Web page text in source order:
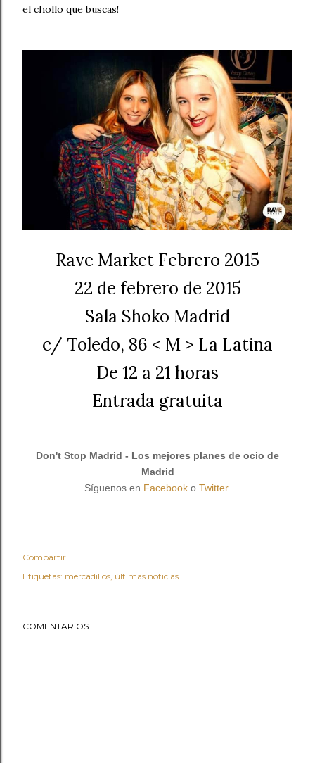
el chollo que buscas!
Rave Market Febrero 2015
22 de febrero de 2015
Sala Shoko Madrid
c/ Toledo, 86 < M > La Latina
De 12 a 21 horas
Entrada gratuita
Don't Stop Madrid - Los mejores planes de ocio de
Madrid
Síguenos en Facebooko Twitter
Compartir
Etiquetas: mercadillos últimas noticias
COMENTARIOS